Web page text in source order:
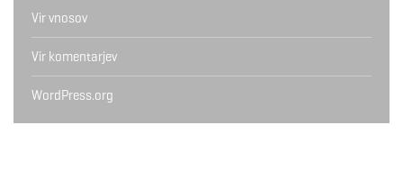
Vir vnosov
Vir komentarjev
WordPress.org